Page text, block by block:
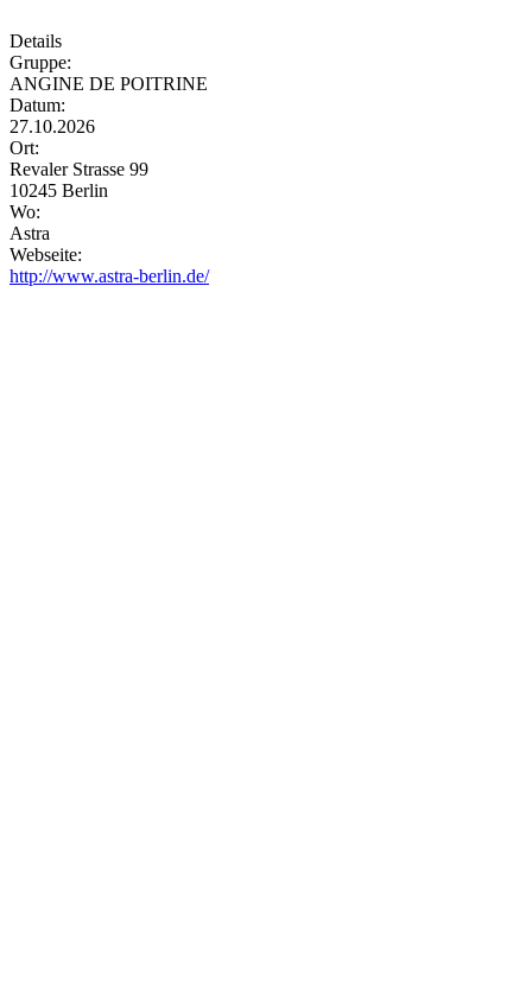
Details
Gruppe:
ANGINE DE POITRINE
Datum:
27.10.2026
Ort:
Revaler Strasse 99
10245 Berlin
Wo:
Astra
Webseite:
http://www.astra-berlin.de/